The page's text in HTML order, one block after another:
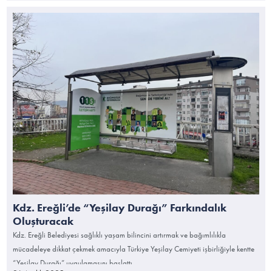
güzergahlar planlandı. Acil durumlar için ‘ALO 153 Zabıta’ hattı devrede.
Kdz. Ereğli’de “Yeşilay Durağı” Farkındalık
Oluşturacak
Kdz. Ereğli Belediyesi sağlıklı yaşam bilincini artırmak ve bağımlılıkla
mücadeleye dikkat çekmek amacıyla Türkiye Yeşilay Cemiyeti işbirliğiyle kentte
“Yeşilay Durağı” uygulamasını başlattı.